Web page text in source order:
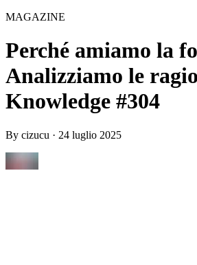
MAGAZINE
Perché amiamo la
Analizziamo le
Knowledge #304
By cizucu · 24 luglio 2025